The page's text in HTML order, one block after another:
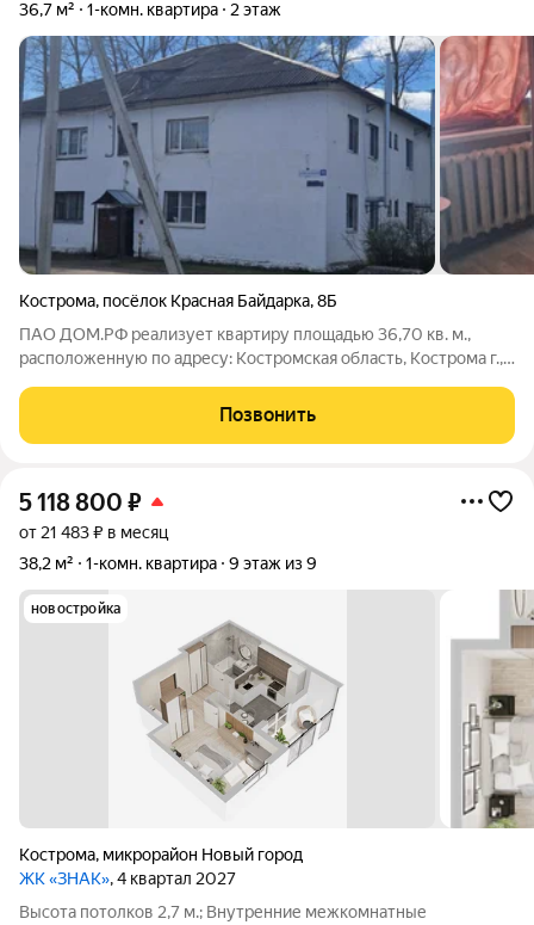
36,7 м² 1-комн. квартира 2 этаж
Кострома, посёлок Красная Байдарка,8Б
ПАО ДОМ.РФ реализует квартиру площадью 36,70 кв. м.,
расположенную по адресу: Костромская область, Кострома г.,
собственник (юридическое лицо). Кадастровый номер объекта
недвижимости:
Позвонить
5 118 800 ₽
от 21 483 ₽ в месяц
38,2 м²
1-комн. квартира 9 этаж из 9
новостройка
Кострома, микрорайон Новый город
ЖК «ЗНАК», 4 квартал 2027
Высота потолков 2,7 м.; Внутренние межкомнатные